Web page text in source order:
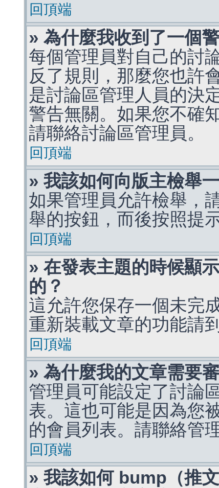
回頂端
» 為什麼我收到了一個
每個管理員對自己的討
反了規則，那麼您也許
是討論區管理人員的決
警告無關。如果您不確
請聯絡討論區管理員。
回頂端
» 我該如何向版主檢舉
如果管理員允許檢舉，
舉的按鈕，而後按照提
回頂端
» 在發表主題的時候顯
的？
這允許您保存一個未完
重新裝載文章的功能請
回頂端
» 為什麼我的文章需要
管理員可能設定了討論
表。這也可能是因為您
的會員列表。請聯絡管
回頂端
» 我該如何 bump（推